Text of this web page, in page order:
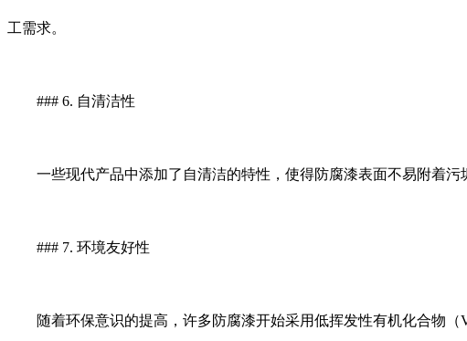
工需求。
### 6. 自清洁性
一些现代产品中添加了自清洁的特性，使得防腐漆表面不易附着污
### 7. 环境友好性
随着环保意识的提高，许多防腐漆开始采用低挥发性有机化合物（